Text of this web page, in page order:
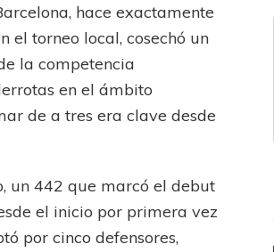
ventaja
hace exactamente
el torneo local, cosechó un
la competencia
en el ámbito
de a tres era clave desde
un 442 que marcó el debut
el inicio por primera vez
por cinco defensores,